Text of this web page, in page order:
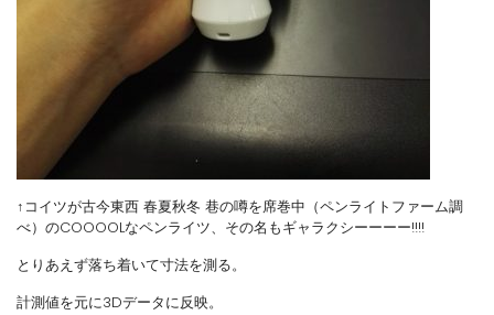
↑コイツが古今東西 春夏秋冬 巷の噂を席巻中（ペンライトファーム調
べ）のCOOOOLなペンライツ、その名もギャラクシーーーー!!!!
とりあえず落ち着いて寸法を測る。
計測値を元に3Dデータに反映。